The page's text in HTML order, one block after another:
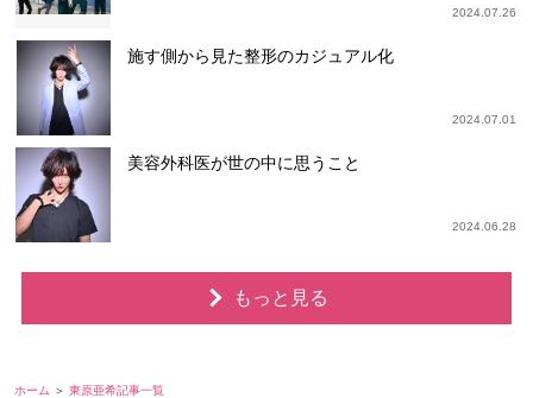
2024.07.26
施す側から見た整形のカジュアル化
2024.07.01
美容外科医が世の中に思うこと
2024.06.28
もっと見る
ホーム 東原亜希記事一覧